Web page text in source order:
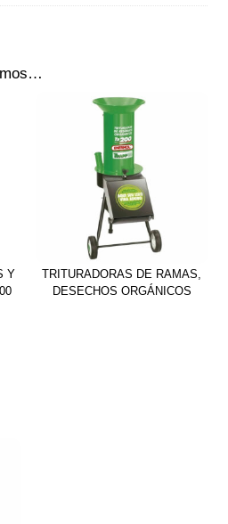
Y
TRITURADORAS DE RAMAS,
DESECHOS ORGÁNICOS